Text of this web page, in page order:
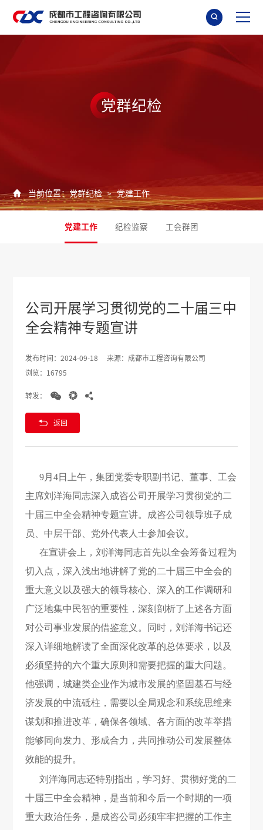

党群纪检
 当前位置：党群纪检 > 党建工作
党建工作 纪检监察 工会群团
公司开展学习贯彻党的二十届三中
全会精神专题宣讲
发布时间：2024-09-18 来源：成都市工程咨询有限公司
浏览：16795
转发：   
 返回
9月4日上午，集团党委专职副书记、董事、工会
主席刘洋海同志深入成咨公司开展学习贯彻党的二
十届三中全会精神专题宣讲。成咨公司领导班子成
员、中层干部、党外代表人士参加会议。
在宣讲会上，刘洋海同志首先以全会筹备过程为
切入点，深入浅出地讲解了党的二十届三中全会的
重大意义以及强大的领导核心、深入的工作调研和
广泛地集中民智的重要性，深刻剖析了上述各方面
对公司事业发展的借鉴意义。同时，刘洋海书记还
深入详细地解读了全面深化改革的总体要求，以及
必须坚持的六个重大原则和需要把握的重大问题。
他强调，城建类企业作为城市发展的坚固基石与经
济发展的中流砥柱，需要以全局观念和系统思维来
谋划和推进改革，确保各领域、各方面的改革举措
能够同向发力、形成合力，共同推动公司发展整体
效能的提升。
刘洋海同志还特别指出，学习好、贯彻好党的二
十届三中全会精神，是当前和今后一个时期的一项
重大政治任务，是成咨公司必须牢牢把握的工作主